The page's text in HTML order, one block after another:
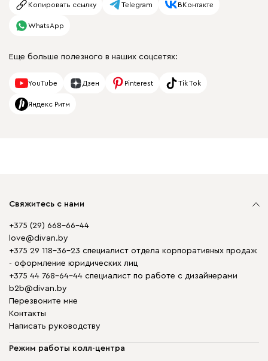
Копировать ссылку Telegram ВКонтакте
WhatsApp
Еще больше полезного в наших соцсетях:
YouTube Дзен Pinterest Tik Tok
Яндекс Ритм
Свяжитесь с нами
+375 (29) 668-66-44
love@divan.by
+375 29 118-36-23 специалист отдела корпоративных продаж
- оформление юридических лиц
+375 44 768-64-44 специалист по работе с дизайнерами
b2b@divan.by
Перезвоните мне
Контакты
Написать руководству
Режим работы колл-центра